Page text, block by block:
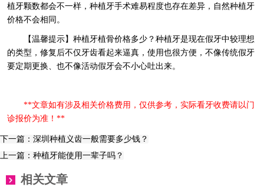
植牙颗数都会不一样，种植牙手术难易程度也存在差异，自然种植牙
价格不会相同。
【温馨提示】种植牙植骨价格多少？种植牙是现在假牙中较理想
的类型，修复后不仅牙齿看起来逼真，使用也很方便，不像传统假牙
要定期更换、也不像活动假牙会不小心吐出来。
**文章如有涉及相关价格费用，仅供参考，实际看牙收费请以门
诊报价为准！**
下一篇：深圳种植义齿一般需要多少钱？
上一篇：种植牙能使用一辈子吗？
相关文章